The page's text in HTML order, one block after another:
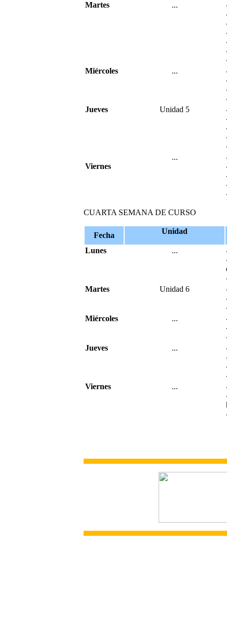
Martes
...
Miércoles
...
Jueves
Unidad 5
Viernes
...
CUARTA SEMANA DE CURSO
Fecha Unidad
Lunes ...
Martes
Unidad 6
Miércoles
...
Jueves
...
Viernes
...